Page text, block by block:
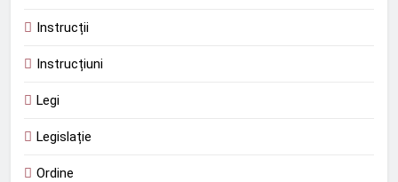
Instrucții
Instrucțiuni
Legi
Legislație
Ordine